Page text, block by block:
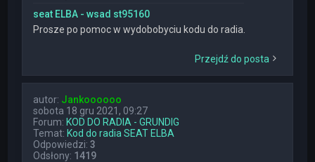
seat ELBA - wsad st95160
Prosze po pomoc w wydobobyciu kodu do radia.
Przejdź do posta
autor: Jankoooooo
sobota 18 gru 2021, 09:27
Forum: KOD DO RADIA - GRUNDIG
Temat: Kod do radia SEAT ELBA
Odpowiedzi:3
Odsłony: 1419